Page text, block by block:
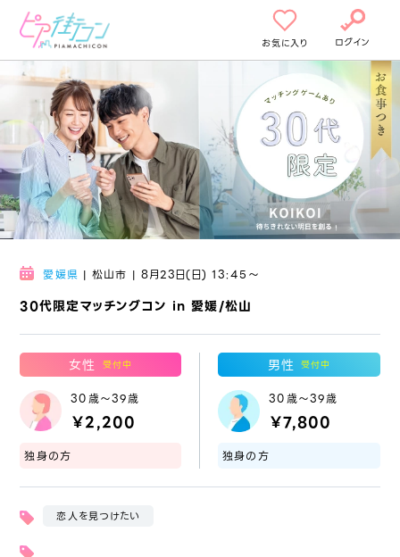
お気に入り ログイン
30代限定マッチングコン in 愛媛/松山
愛媛県 | 松山市 | 8月23日(日) 13:45〜
女性 受付中
30歳～39歳
￥2,200
独身の方
男性 受付中
30歳～39歳
￥7,800
独身の方
恋人を見つけたい